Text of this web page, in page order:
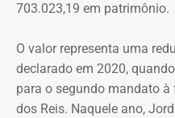
703.023,19 em patrimônio.
O valor representa uma
declarado em 2020,
para o segundo mandato à
dos Reis. Naquele ano,